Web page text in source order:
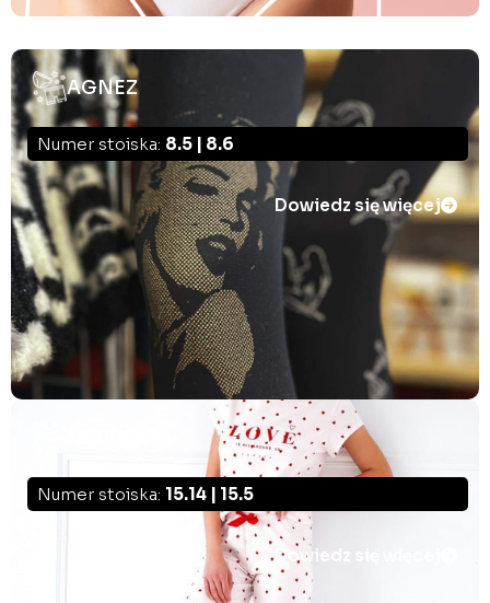
AGNEZ
Numer stoiska: 8.5 | 8.6
Dowiedz się więcej
Numer stoiska: 15.14 | 15.5
Dowiedz się więcej